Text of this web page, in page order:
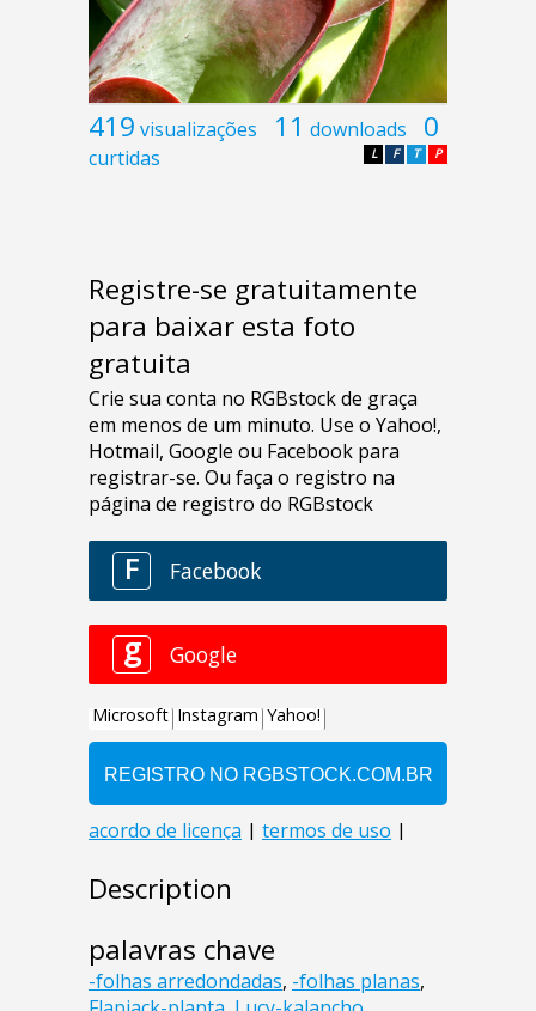
419 visualizações 11 downloads 0
curtidas P
T
F
L
Registre-se gratuitamente
para baixar esta foto
gratuita
Description
palavras chave
-folhas arredondadas, -folhas planas,